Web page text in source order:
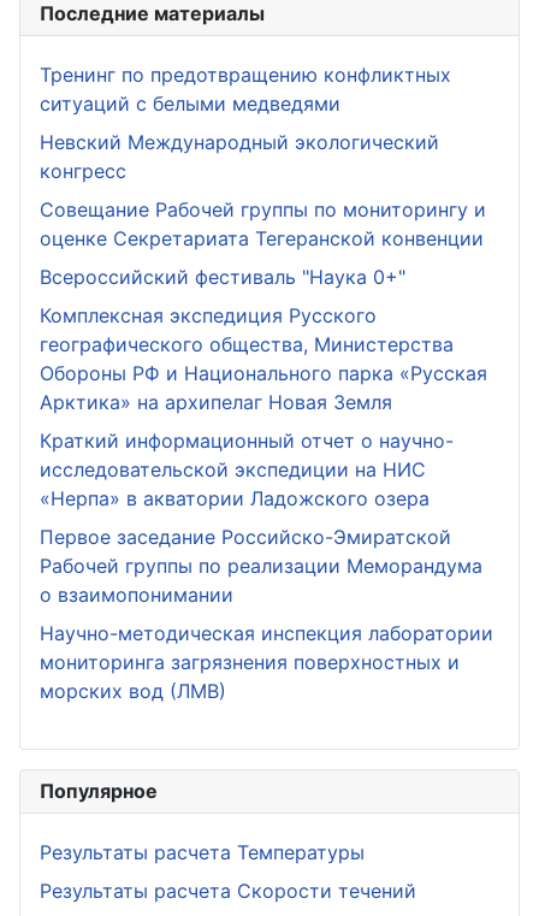
Последние материалы
Тренинг по предотвращению конфликтных
ситуаций с белыми медведями
Невский Международный экологический
конгресс
Совещание Рабочей группы по мониторингу и
оценке Секретариата Тегеранской конвенции
Всероссийский фестиваль "Наука 0+"
Комплексная экспедиция Русского
географического общества, Министерства
Обороны РФ и Национального парка «Русская
Арктика» на архипелаг Новая Земля
Краткий информационный отчет о научно-
исследовательской экспедиции на НИС
«Нерпа» в акватории Ладожского озера
Первое заседание Российско-Эмиратской
Рабочей группы по реализации Меморандума
о взаимопонимании
Научно-методическая инспекция лаборатории
мониторинга загрязнения поверхностных и
морских вод (ЛМВ)
Популярное
Результаты расчета Температуры
Результаты расчета Скорости течений